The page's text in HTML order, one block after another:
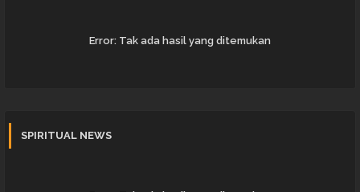
Error: Tak ada hasil yang ditemukan
SPIRITUAL NEWS